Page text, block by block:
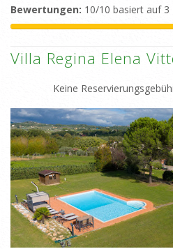
Bewertungen: 10/10 basiert auf 3
Villa Regina Elena
Keine